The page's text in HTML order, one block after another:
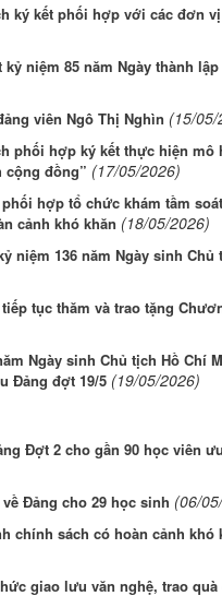
ký kết phối hợp với các đơn
niệm 85 năm Ngày thành
viên Ngô Thị Nghìn (15/05/
phối hợp ký kết thực hiện mô
đồng” (17/05/2026)
hợp tổ chức khám tầm
cảnh khó khăn (18/05/2026)
niệm 136 năm Ngày sinh Chủ
tục thăm và trao tặng
Ngày sinh Chủ tịch Hồ Chí
Đảng đợt 19/5 (19/05/2026)
Đợt 2 cho gần 90 học viên
Đảng cho 29 học sinh (06/
chính sách có hoàn cảnh khó
giao lưu văn nghệ, trao